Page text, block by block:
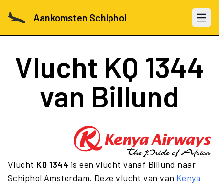
Aankomsten Schiphol Open
Vlucht KQ 1344
van Billund
Vlucht KQ 1344 is een vlucht vanaf Billund naar
Schiphol Amsterdam. Deze vlucht van van Kenya